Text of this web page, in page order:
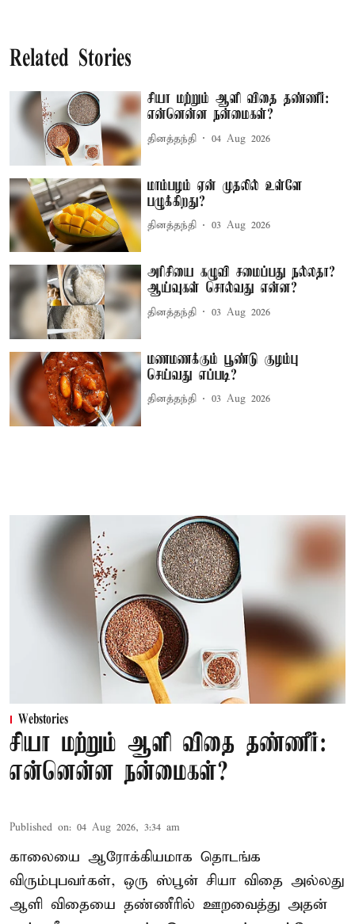
Related Stories
சியா மற்றும் ஆளி விதை தண்ணீர்:
என்னென்ன நன்மைகள்?
தினத்தந்தி 04 Aug 2026
மாம்பழம் ஏன் முதலில் உள்ளே
பழுக்கிறது?
தினத்தந்தி 03 Aug 2026
அரிசியை கழுவி சமைப்பது நல்லதா?
ஆய்வுகள் சொல்வது என்ன?
தினத்தந்தி 03 Aug 2026
மணமணக்கும் பூண்டு குழம்பு
செய்வது எப்படி?
தினத்தந்தி 03 Aug 2026
Webstories
சியா மற்றும் ஆளி விதை தண்ணீர்:
என்னென்ன நன்மைகள்?
Published on: 04 Aug 2026, 3:34 am
காலையை ஆரோக்கியமாக தொடங்க
விரும்புபவர்கள், ஒரு ஸ்பூன் சியா விதை அல்லது
ஆளி விதையை தண்ணீரில் ஊறவைத்து அதன்